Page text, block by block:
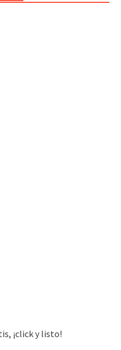
¡click y listo!